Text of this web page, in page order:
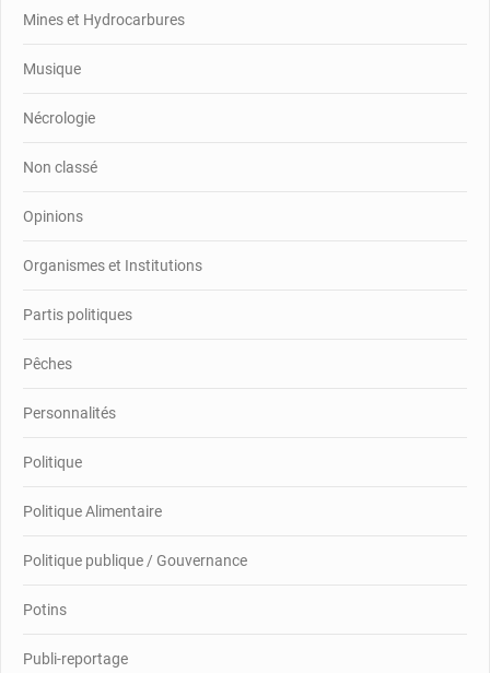
Mines et Hydrocarbures
Musique
Nécrologie
Non classé
Opinions
Organismes et Institutions
Partis politiques
Pêches
Personnalités
Politique
Politique Alimentaire
Politique publique / Gouvernance
Potins
Publi-reportage